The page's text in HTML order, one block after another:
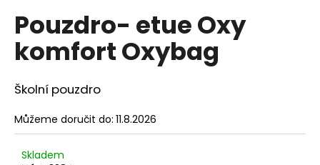
produktu
je
5,0
hvězdiček.
Pouzdro- etue Oxy
komfort Oxybag
Školní pouzdro
Můžeme doručit do: 11.8.2026
Skladem
a
j
í
?